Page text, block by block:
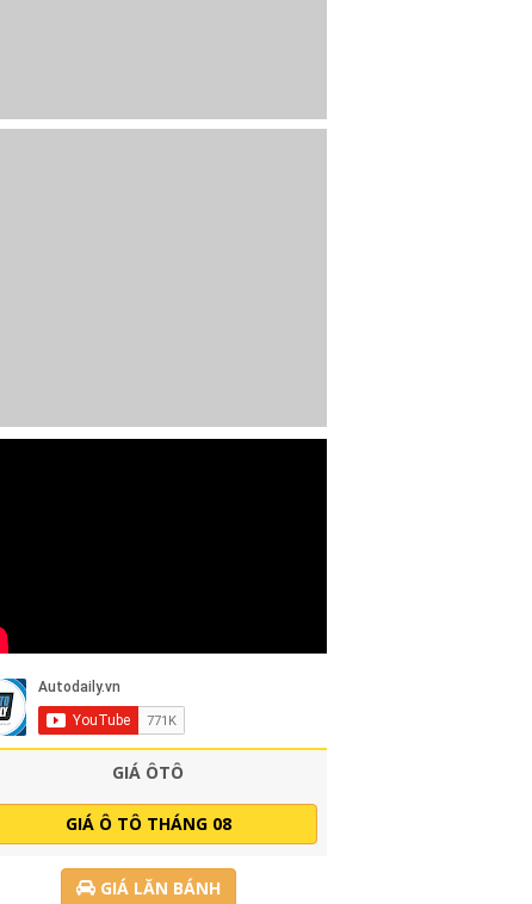
GIÁ ÔTÔ
GIÁ Ô TÔ THÁNG 08
GIÁ LĂN BÁNH